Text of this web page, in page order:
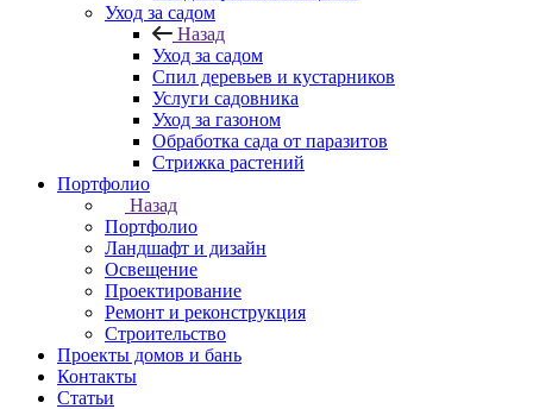
Уход за садом
Назад
Уход за садом
Спил деревьев и кустарников
Услуги садовника
Уход за газоном
Обработка сада от паразитов
Стрижка растений
Портфолио
Назад
Портфолио
Ландшафт и дизайн
Освещение
Проектирование
Ремонт и реконструкция
Строительство
Проекты домов и бань
Контакты
Статьи